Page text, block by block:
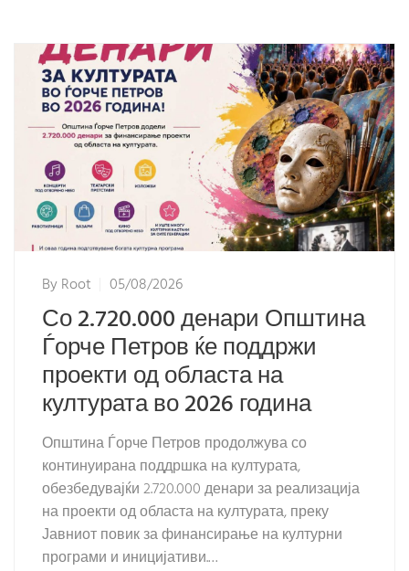
ByRoot 05/08/2026
Со 2.720.000 денари Општина
Ѓорче Петров ќе поддржи
проекти од областа на
културата во 2026 година
Општина Ѓорче Петров продолжува со
континуирана поддршка на културата,
обезбедувајќи 2.720.000 денари за реализација
на проекти од областа на културата, преку
Јавниот повик за финансирање на културни
програми и иницијативи.…